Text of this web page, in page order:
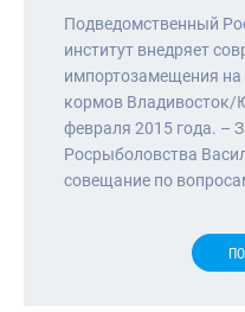
Подведомственный
институт внедряет
импортозамещения
кормов
февраля 2015 года. –
Росрыболовства
совещание по